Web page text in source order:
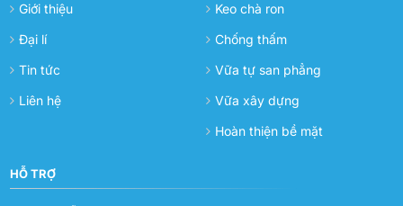
Giới thiệu
Đại lí
Tin tức
Liên hệ
Keo chà ron
Chống thấm
Vữa tự san phẳng
Vữa xây dựng
Hoàn thiện bề mặt
HỖ TRỢ